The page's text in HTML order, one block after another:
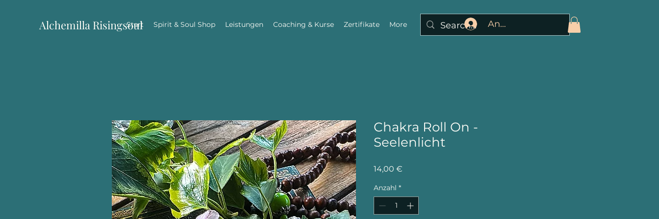
Alchemilla Risingsoul Anmelden
Start Spirit & Soul Shop Leistungen Coaching & Kurse Zertifikate More
Chakra Roll On -
Seelenlicht
14,00 €
Anzahl *